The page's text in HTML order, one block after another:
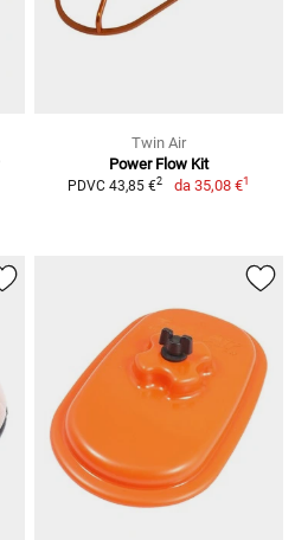
Twin Air
Power Flow Kit
PDVC 43,85 €2 da 35,08 €1